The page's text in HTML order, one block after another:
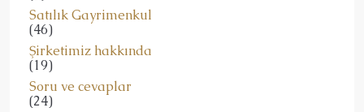
Satılık Gayrimenkul
(46)
Şirketimiz hakkında
(19)
Soru ve cevaplar
(24)